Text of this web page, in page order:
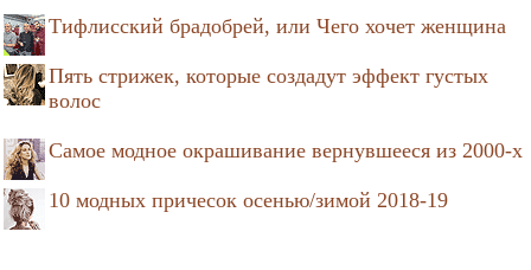
Тифлисский брадобрей, или Чего хочет женщина
Пять стрижек, которые создадут эффект густых
волос
Самое модное окрашивание вернувшееся из 2000-х
10 модных причесок осенью/зимой 2018-19